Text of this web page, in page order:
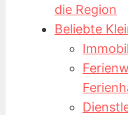
die Region
Beliebte